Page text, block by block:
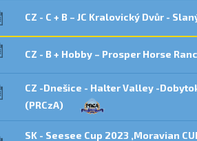
CZ - C + B – JC Kralovický Dvůr -
CZ - B + Hobby – Prosper Horse
CZ -Dnešice - Halter Valley -
(PRCzA)
SK - Seesee Cup 2023 ,Moravian